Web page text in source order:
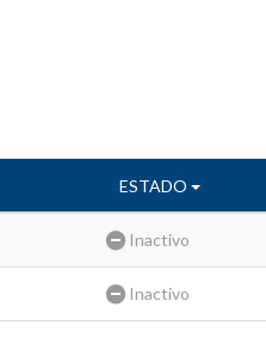
ESTADO
Inactivo
Inactivo